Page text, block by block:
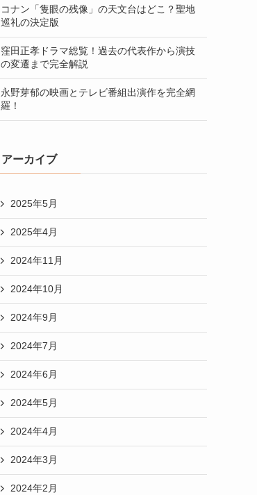
コナン「隻眼の残像」の天文台はどこ？聖地
巡礼の決定版
窪田正孝ドラマ総覧！過去の代表作から演技
の変遷まで完全解説
永野芽郁の映画とテレビ番組出演作を完全網
羅！
アーカイブ
2025年5月
2025年4月
2024年11月
2024年10月
2024年9月
2024年7月
2024年6月
2024年5月
2024年4月
2024年3月
2024年2月